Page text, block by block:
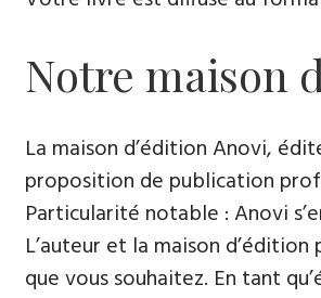
Notre maison
La maison d’édition Anovi,
proposition de publication
Particularité notable : Anovi
L’auteur et la maison
que vous souhaitez. En tant